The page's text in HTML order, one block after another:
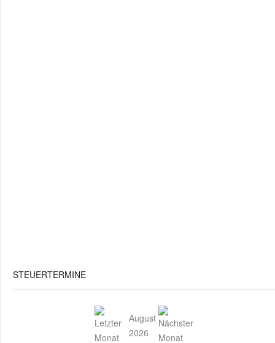
STEUERTERMINE
August
2026